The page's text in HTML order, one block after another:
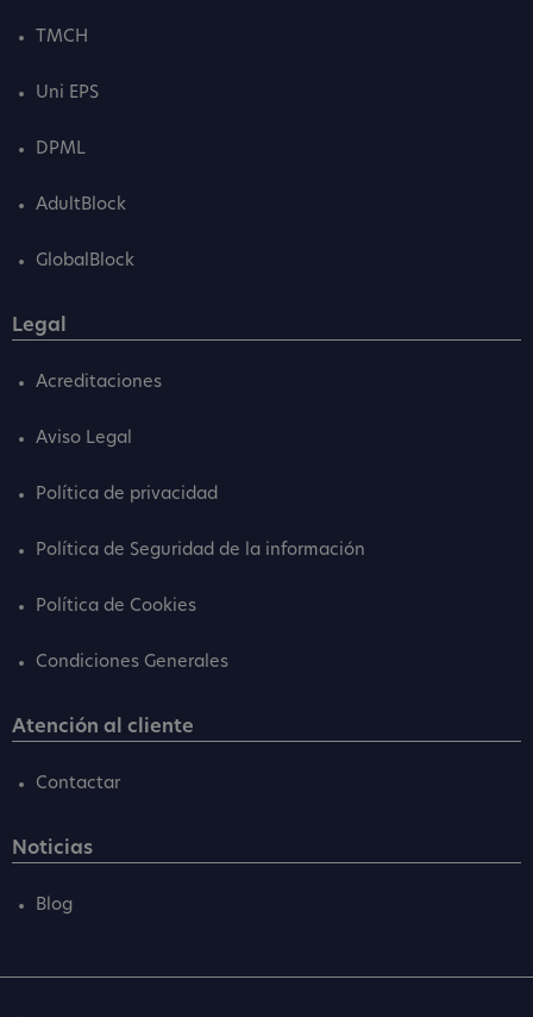
TMCH
Uni EPS
DPML
AdultBlock
GlobalBlock
Legal
Acreditaciones
Aviso Legal
Política de privacidad
Política de Seguridad de la información
Política de Cookies
Condiciones Generales
Atención al cliente
Contactar
Noticias
Blog